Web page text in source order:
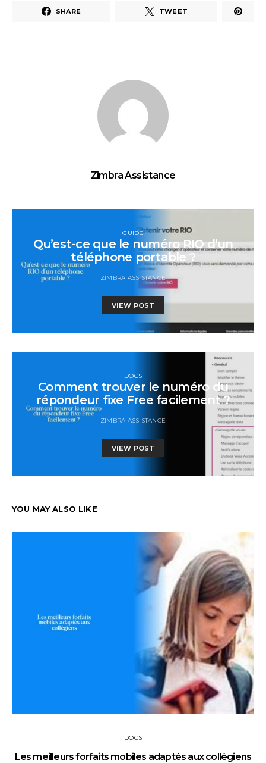
SHARE TWEET
Zimbra Assistance
GUIDE
Qu’est-ce que le numéro RIO d’un
téléphone portable ?
ZIMBRA ASSISTANCE
VIEW POST
DOCS
Comment trouver le numéro du
répondeur fixe Free facilement ?
ZIMBRA ASSISTANCE
VIEW POST
YOU MAY ALSO LIKE
DOCS
Les meilleurs forfaits mobiles adaptés aux collégiens